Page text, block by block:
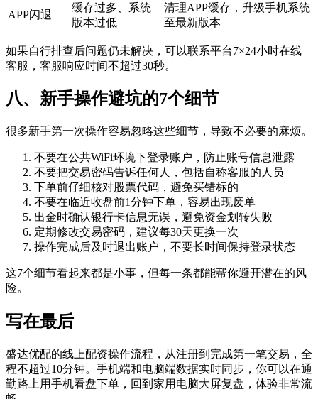
APP闪退
缓存过多、系统
版本过低
清理APP缓存，升级手机系统
至最新版本
如果自行排查后问题仍未解决，可以联系平台7×24小时在线
客服，客服响应时间不超过30秒。
八、新手操作避坑的7个细节
很多新手第一次操作容易忽略这些细节，导致不必要的麻烦。
不要在公共WiFi环境下登录账户，防止账号信息泄露
不要把交易密码告诉任何人，包括自称客服的人员
下单前仔细核对股票代码，避免买错标的
不要在临近收盘前1分钟下单，容易出现废单
出金时确认银行卡信息无误，避免资金划转失败
定期修改交易密码，建议每30天更换一次
操作完成后及时退出账户，不要长时间保持登录状态
这7个细节看起来都是小事，但每一条都能帮你避开潜在的风
险。
写在最后
盛达优配的线上配资操作流程，从注册到完成第一笔交易，全
程不超过10分钟。手机端和电脑端数据实时同步，你可以在通
勤路上用手机看盘下单，回到家用电脑大屏复盘，体验非常流